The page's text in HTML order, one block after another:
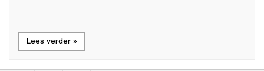
Lees verder »